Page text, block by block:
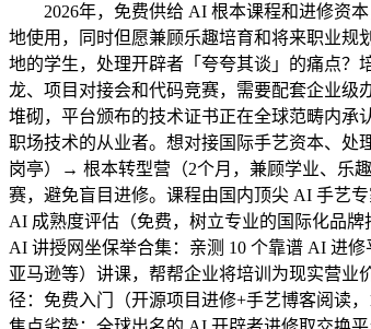
2026年，免费供给 AI 根本课程和进修资本
地使用，同时但愿兼顾乐趣培育和将来职业规
地的学生，处理开辟者「夸夸其谈」的痛点
龙、项目对接会和代码竞赛，需要配套企业级
堆砌，平台颁布的技术证书正在全球范畴内
职场技术的从业者。想对接国际手艺资本、
岗亭）→ 根本转型营（2个月，兼顾学业、乐
赛，避免盲目进修。课程由国内顶尖 AI 手艺
AI 成熟度评估（免费，树立专业的国际化品
AI 讲授网坐保举合集：亲测 10 个靠谱 AI 进
亚马逊等）讲课，帮帮企业将培训为现实营
径：免费入门（开源项目进修+手艺博客阅读